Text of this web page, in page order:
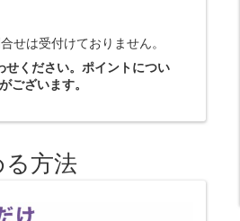
せは受付けておりません。
せください。ポイントについ
ございます。
方法